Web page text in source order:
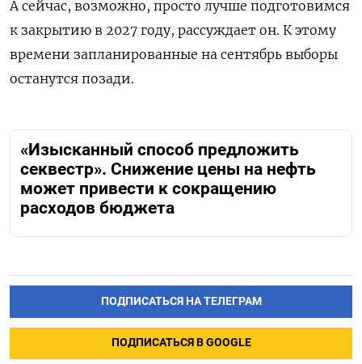
А сейчас, возможно, просто лучше подготовимся
к закрытию в 2027 году, рассуждает он. К этому
времени запланированные на сентябрь выборы
останутся позади.
«Изысканный способ предложить
секвестр». Снижение цены на нефть
может привести к сокращению
расходов бюджета
ПОДПИСАТЬСЯ НА ТЕЛЕГРАМ
ПОДПИСАТЬСЯ В GOOGLE